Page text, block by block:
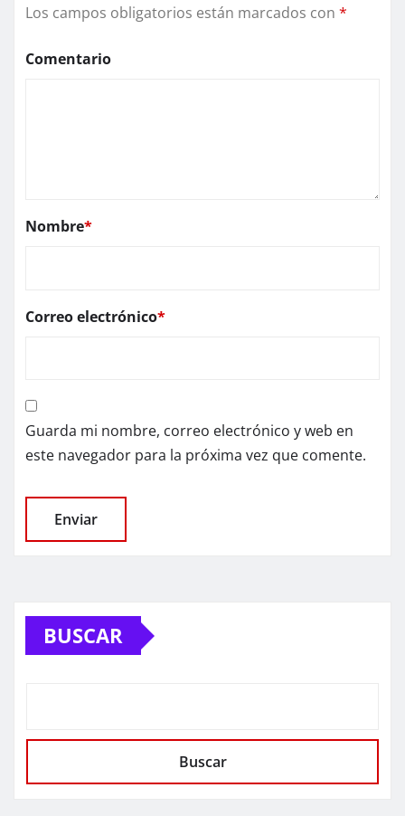
Los campos obligatorios están marcados con *
Comentario
Nombre*
Correo electrónico*
Guarda mi nombre, correo electrónico y web en
este navegador para la próxima vez que comente.
BUSCAR
Buscar